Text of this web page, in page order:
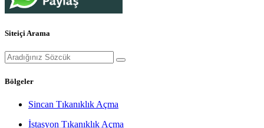
Siteiçi Arama
Bölgeler
Sincan Tıkanıklık Açma
İstasyon Tıkanıklık Açma